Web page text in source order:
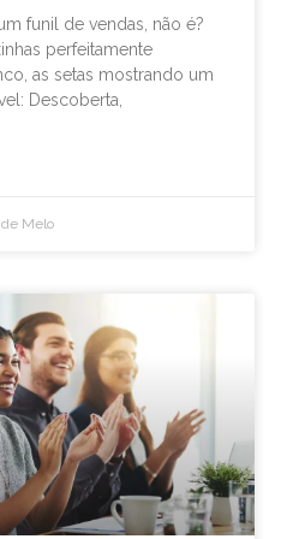
funil de vendas, não é?
perfeitamente
as setas mostrando um
Descoberta,
Melo